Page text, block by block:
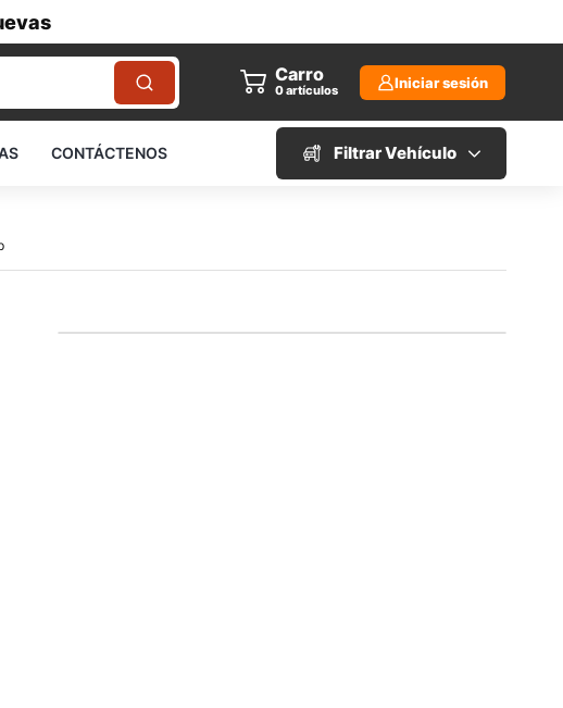
Carro
0artículos Iniciar sesión
CONTÁCTENOS Filtrar Vehículo